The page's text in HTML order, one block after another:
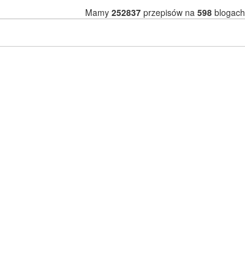
Mamy 252837przepisów na 598